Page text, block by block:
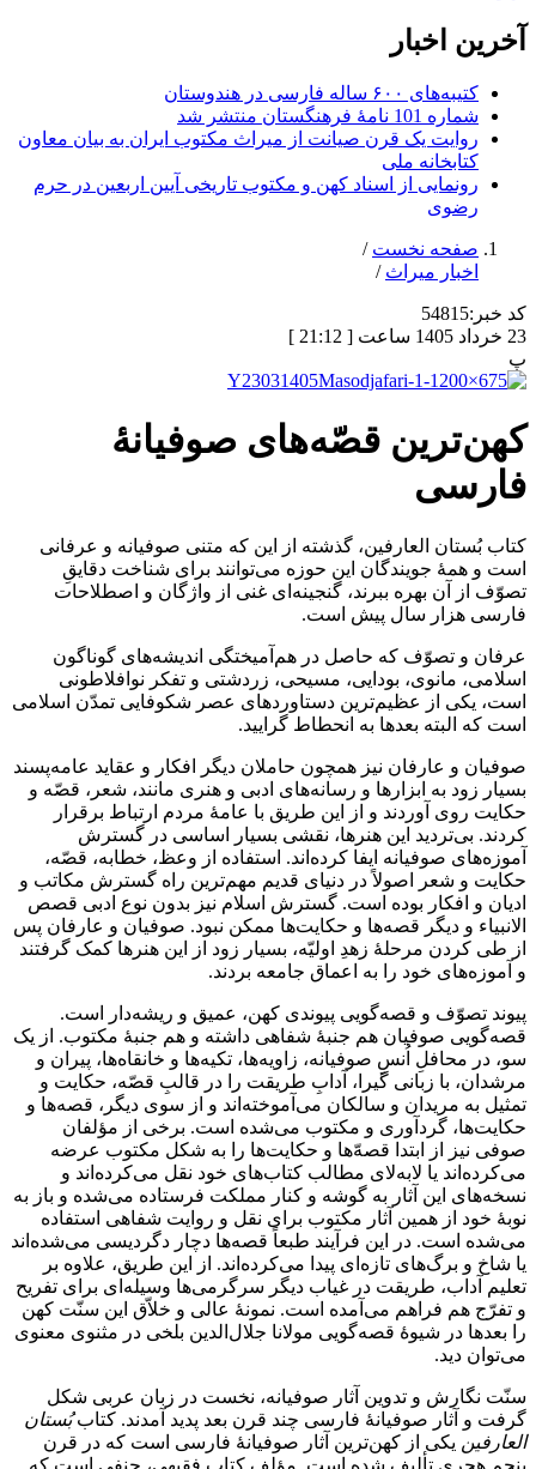
آخرین اخبار
کتیبه‌های ۶۰۰ ساله فارسی در هندوستان
شماره 101 نامۀ فرهنگستان منتشر شد
روایت یک قرن صیانت از میراث مکتوب ایران به بیان معاون
کتابخانه ملی
رونمایی از اسناد کهن و مکتوب تاریخی آیین اربعین در حرم
رضوی
صفحه نخست /
اخبار میراث /
کد خبر:54815
23 خرداد 1405 ساعت [ 21:12 ]
پ
کهن‌ترین قصّه‌های صوفیانۀ
فارسی
کتاب بُستان العارفین، گذشته از این که متنی صوفیانه و عرفانی
است و همۀ جویندگان این حوزه می‌توانند برای شناخت دقایقِ
تصوّف از آن بهره ببرند، گنجینه‌ای غنی از واژگان و اصطلاحات
فارسی هزار سال پیش است.
عرفان و تصوّف که حاصل در هم‌آمیختگی اندیشه‌های گوناگون
اسلامی، مانوی، بودایی، مسیحی، زردشتی و تفکر نوافلاطونی
است، یکی از عظیم‌ترین دستاوردهای عصر شکوفایی تمدّن اسلامی
است که البته بعدها به انحطاط گرایید.
صوفیان و عارفان نیز همچون حاملان دیگر افکار و عقاید عامه‌پسند
بسیار زود به ابزارها و رسانه‌های ادبی و هنری مانند، شعر، قصّه و
حکایت روی آوردند و از این طریق با عامۀ مردم ارتباط برقرار
کردند. بی‌تردید این هنرها، نقشی بسیار اساسی در گسترش
آموزه‌های صوفیانه ایفا کرده‌اند. استفاده از وعظ، خطابه، قصّه،
حکایت و شعر اصولاً در دنیای قدیم مهم‌ترین راه گسترش مکاتب و
ادیان و افکار بوده است. گسترش اسلام نیز بدون نوع ادبی قصص
الانبیاء و دیگر قصه‌ها و حکایت‌ها ممکن نبود. صوفیان و عارفان پس
از طی کردن مرحلۀ زهدِ اولیّه، بسیار زود از این هنرها کمک گرفتند
و آموزه‌های خود را به اعماق جامعه بردند.
پیوند تصوّف و قصه‌گویی پیوندی کهن، عمیق و ریشه‌دار است.
قصه‌گویی صوفیان هم جنبۀ شفاهی داشته و هم جنبۀ مکتوب. از یک
سو، در محافلِ اُنسِ صوفیانه، زاویه‌ها، تکیه‌ها و خانقاه‌ها، پیران و
مرشدان، با زبانی گیرا، آدابِ طریقت را در قالبِ قصّه، حکایت و
تمثیل به مریدان و سالکان می‌آموخته‌اند و از سوی دیگر، قصه‌ها و
حکایت‌ها، گردآوری و مکتوب می‌شده است. برخی از مؤلفان
صوفی نیز از ابتدا قصهّ‌ها و حکایت‌ها را به شکل مکتوب عرضه
می‌کرده‌اند یا لابه‌لای مطالب کتاب‌های خود نقل می‌کرده‌اند و
نسخه‌های این آثار به گوشه و کنار مملکت فرستاده می‌شده و باز به
نوبۀ خود از همین آثار مکتوب برای نقل و روایت شفاهی استفاده
می‌شده است. در این فرآیند طبعاً قصه‌ها دچار دگردیسی می‌شده‌اند
یا شاخ و برگ‌های تازه‌ای پیدا می‌کرده‌اند. از این طریق، علاوه بر
تعلیم آداب، طریقت در غیاب دیگر سرگرمی‌ها وسیله‌ای برای تفریح
و تفرّج هم فراهم می‌آمده است. نمونۀ عالی و خلاّق این سنّت کهن
را بعدها در شیوۀ قصه‌گویی مولانا جلال‌الدین بلخی در مثنوی معنوی
می‌توان دید.
سنّت نگارش و تدوین آثار صوفیانه، نخست در زبان عربی شکل
گرفت و آثار صوفیانۀ فارسی چند قرن بعد پدید آمدند. کتاببُستان
العارفین یکی از کهن‌ترین آثار صوفیانۀ فارسی است که در قرن
پنجم هجری تألیف شده است. مؤلف کتاب فقیهی، حنفی است که